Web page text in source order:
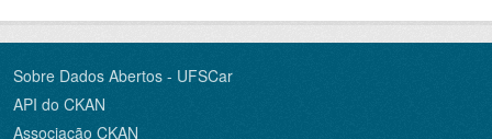
Sobre Dados Abertos - UFSCar
API do CKAN
Associação CKAN